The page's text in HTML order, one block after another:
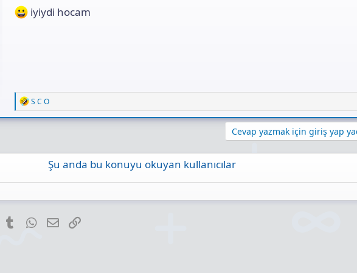
iyiydi hocam
R
e
a
S C O
Cevap yazmak için giriş yap
Şu anda bu konuyu okuyan kullanıcılar
PinterestTumblrWhatsApp
E-posta